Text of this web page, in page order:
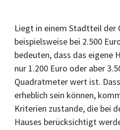
Liegt in einem Stadtteil der
beispielsweise bei 2.500
bedeuten, dass das eigene
nur 1.200 Euro oder aber
Quadratmeter wert ist.
erheblich sein können,
Kriterien zustande, die bei
Hauses berücksichtigt